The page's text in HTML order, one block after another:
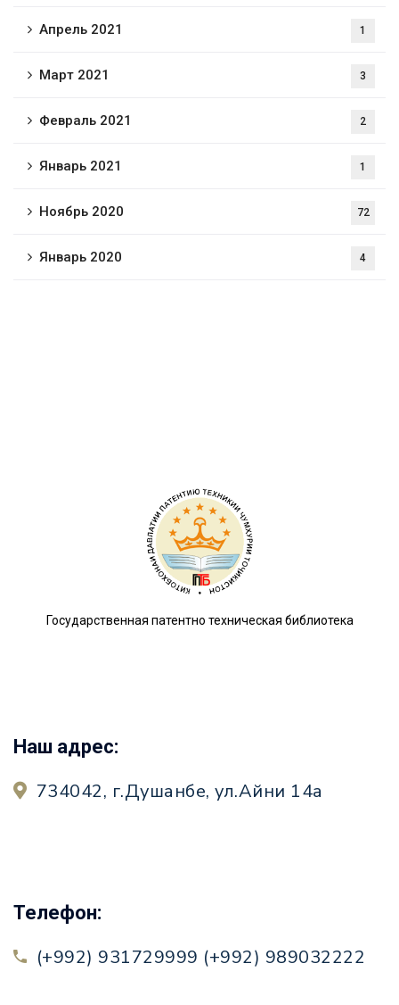
Апрель 2021 1
Март 2021 3
Февраль 2021 2
Январь 2021 1
Ноябрь 2020 72
Январь 2020 4
Государственная патентно техническая библиотека
Наш адрес:
734042, г.Душанбе, ул.Айни 14а
Телефон:
(+992) 931729999 (+992) 989032222